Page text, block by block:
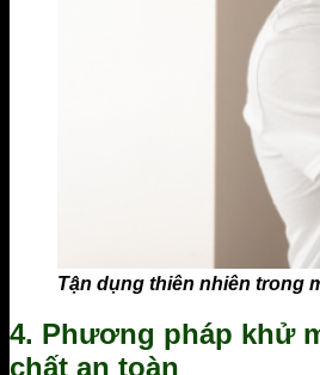
Tận dụng thiên nhiên trong
4. Phương pháp khử
chất an toàn